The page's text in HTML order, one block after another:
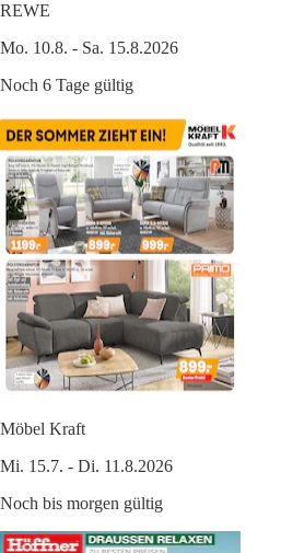
REWE
Mo. 10.8. - Sa. 15.8.2026
Noch 6 Tage gültig
Möbel Kraft
Mi. 15.7. - Di. 11.8.2026
Noch bis morgen gültig